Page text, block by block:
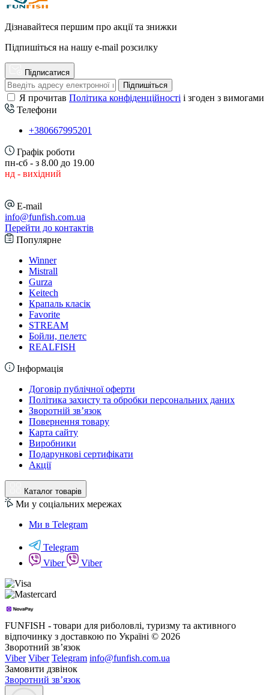
Дізнавайтеся першим про акції та знижки
Підпишіться на нашу e-mail розсилку
Підписатися
Підпишіться
Я прочитав Політика конфіденційності і згоден з вимогами
Телефони
+380667995201
Графік роботи
пн-сб - з 8.00 до 19.00
нд - вихідний
E-mail
info@funfish.com.ua
Перейти до контактів
Популярне
Winner
Mistrall
Gurza
Keitech
Крапаль класік
Favorite
STREAM
Бойли, пелетс
REALFISH
Інформація
Договір публічної оферти
Політика захисту та обробки персональних даних
Зворотній зв’язок
Повернення товару
Карта сайту
Виробники
Подарункові сертифікати
Акції
Каталог товарів
Ми у соціальних мережах
Ми в Telegram
Telegram
Viber
Viber
FUNFISH - товари для риболовлі, туризму та активного
відпочинку з доставкою по Україні © 2026
Зворотний зв’язок
Viber Viber Telegram info@funfish.com.ua
Замовити дзвінок
Зворотний зв’язок